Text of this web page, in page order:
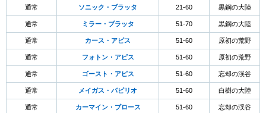
通常 ソニック・ブラッタ 21-60 黒鋼の大陸
通常 ミラー・ブラッタ 51-70 黒鋼の大陸
通常 カース・アピス 51-60 原初の荒野
通常 フォトン・アピス 51-60 原初の荒野
通常 ゴースト・アピス 51-60 忘却の渓谷
通常 メイガス・パピリオ 51-60 白樹の大陸
通常 カーマイン・ブロース 51-60 忘却の渓谷